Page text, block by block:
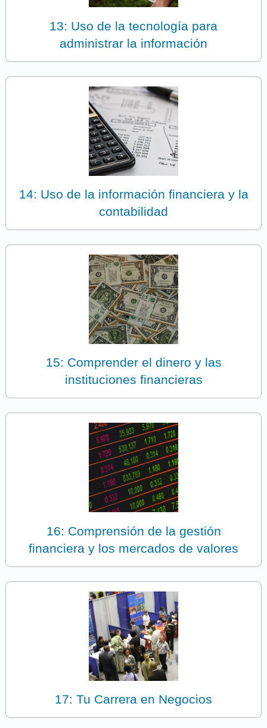
13: Uso de la tecnología para
administrar la información
14: Uso de la información financiera y la
contabilidad
15: Comprender el dinero y las
instituciones financieras
16: Comprensión de la gestión
financiera y los mercados de valores
17: Tu Carrera en Negocios